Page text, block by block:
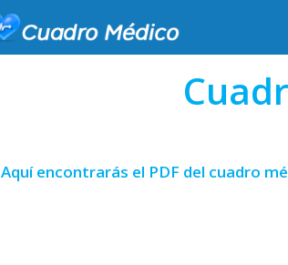
Aquí encontrarás el PDF del cuadro